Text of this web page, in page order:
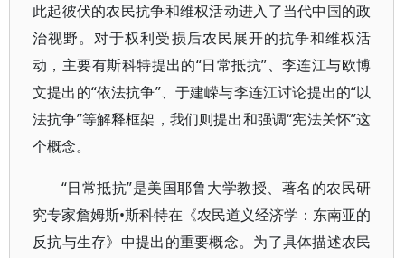
此起彼伏的农民抗争和维权活动进入了当代中国的政
治视野。对于权利受损后农民展开的抗争和维权活
动，主要有斯科特提出的“日常抵抗”、李连江与欧博
文提出的“依法抗争”、于建嵘与李连江讨论提出的“以
法抗争”等解释框架，我们则提出和强调“宪法关怀”这
个概念。
“日常抵抗”是美国耶鲁大学教授、著名的农民研
究专家詹姆斯•斯科特在《农民道义经济学：东南亚的
反抗与生存》中提出的重要概念。为了具体描述农民